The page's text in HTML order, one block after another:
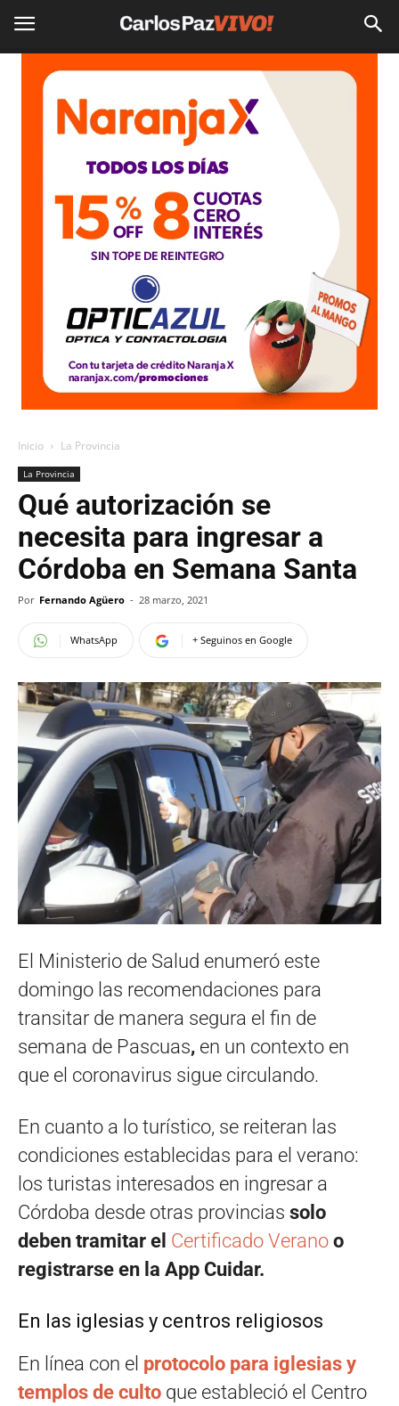
Inicio La Provincia
La Provincia
Qué autorización se
necesita para ingresar a
Córdoba en Semana Santa
Por Fernando Agüero - 28 marzo, 2021
WhatsApp + Seguinos en Google
El Ministerio de Salud enumeró este
domingo las recomendaciones para
transitar de manera segura el fin de
semana de Pascuas, en un contexto en
que el coronavirus sigue circulando.
En cuanto a lo turístico, se reiteran las
condiciones establecidas para el verano:
los turistas interesados en ingresar a
Córdoba desde otras provincias solo
deben tramitar el Certificado Verano o
registrarse en la App Cuidar.
En las iglesias y centros religiosos
En línea con el protocolo para iglesias y
templos de culto que estableció el Centro